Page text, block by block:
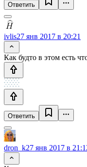
Ответить
ivlis27 янв 2017 в 20:21
Как будто в этом есть
Ответить
dron_k27 янв 2017 в